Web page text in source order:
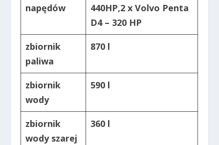
napędów
440HP,2 x Volvo Penta
D4 – 320 HP
zbiornik
paliwa
870 l
zbiornik
wody
590 l
zbiornik
wody szarej
360 l